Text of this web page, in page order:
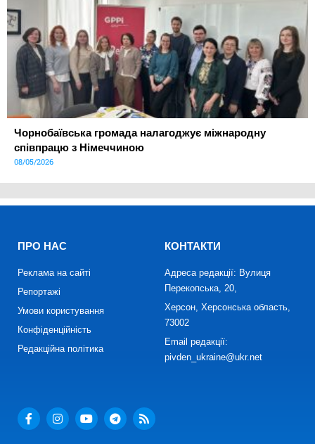
Чорнобаївська громада налагоджує міжнародну
співпрацю з Німеччиною
08/05/2026
ПРО НАС
Реклама на сайті
Репортажі
Умови користування
Конфіденційність
Редакційна політика
КОНТАКТИ
Адреса редакції: Вулиця
Перекопська, 20,
Херсон, Херсонська область,
73002
Email редакції:
pivden_ukraine@ukr.net